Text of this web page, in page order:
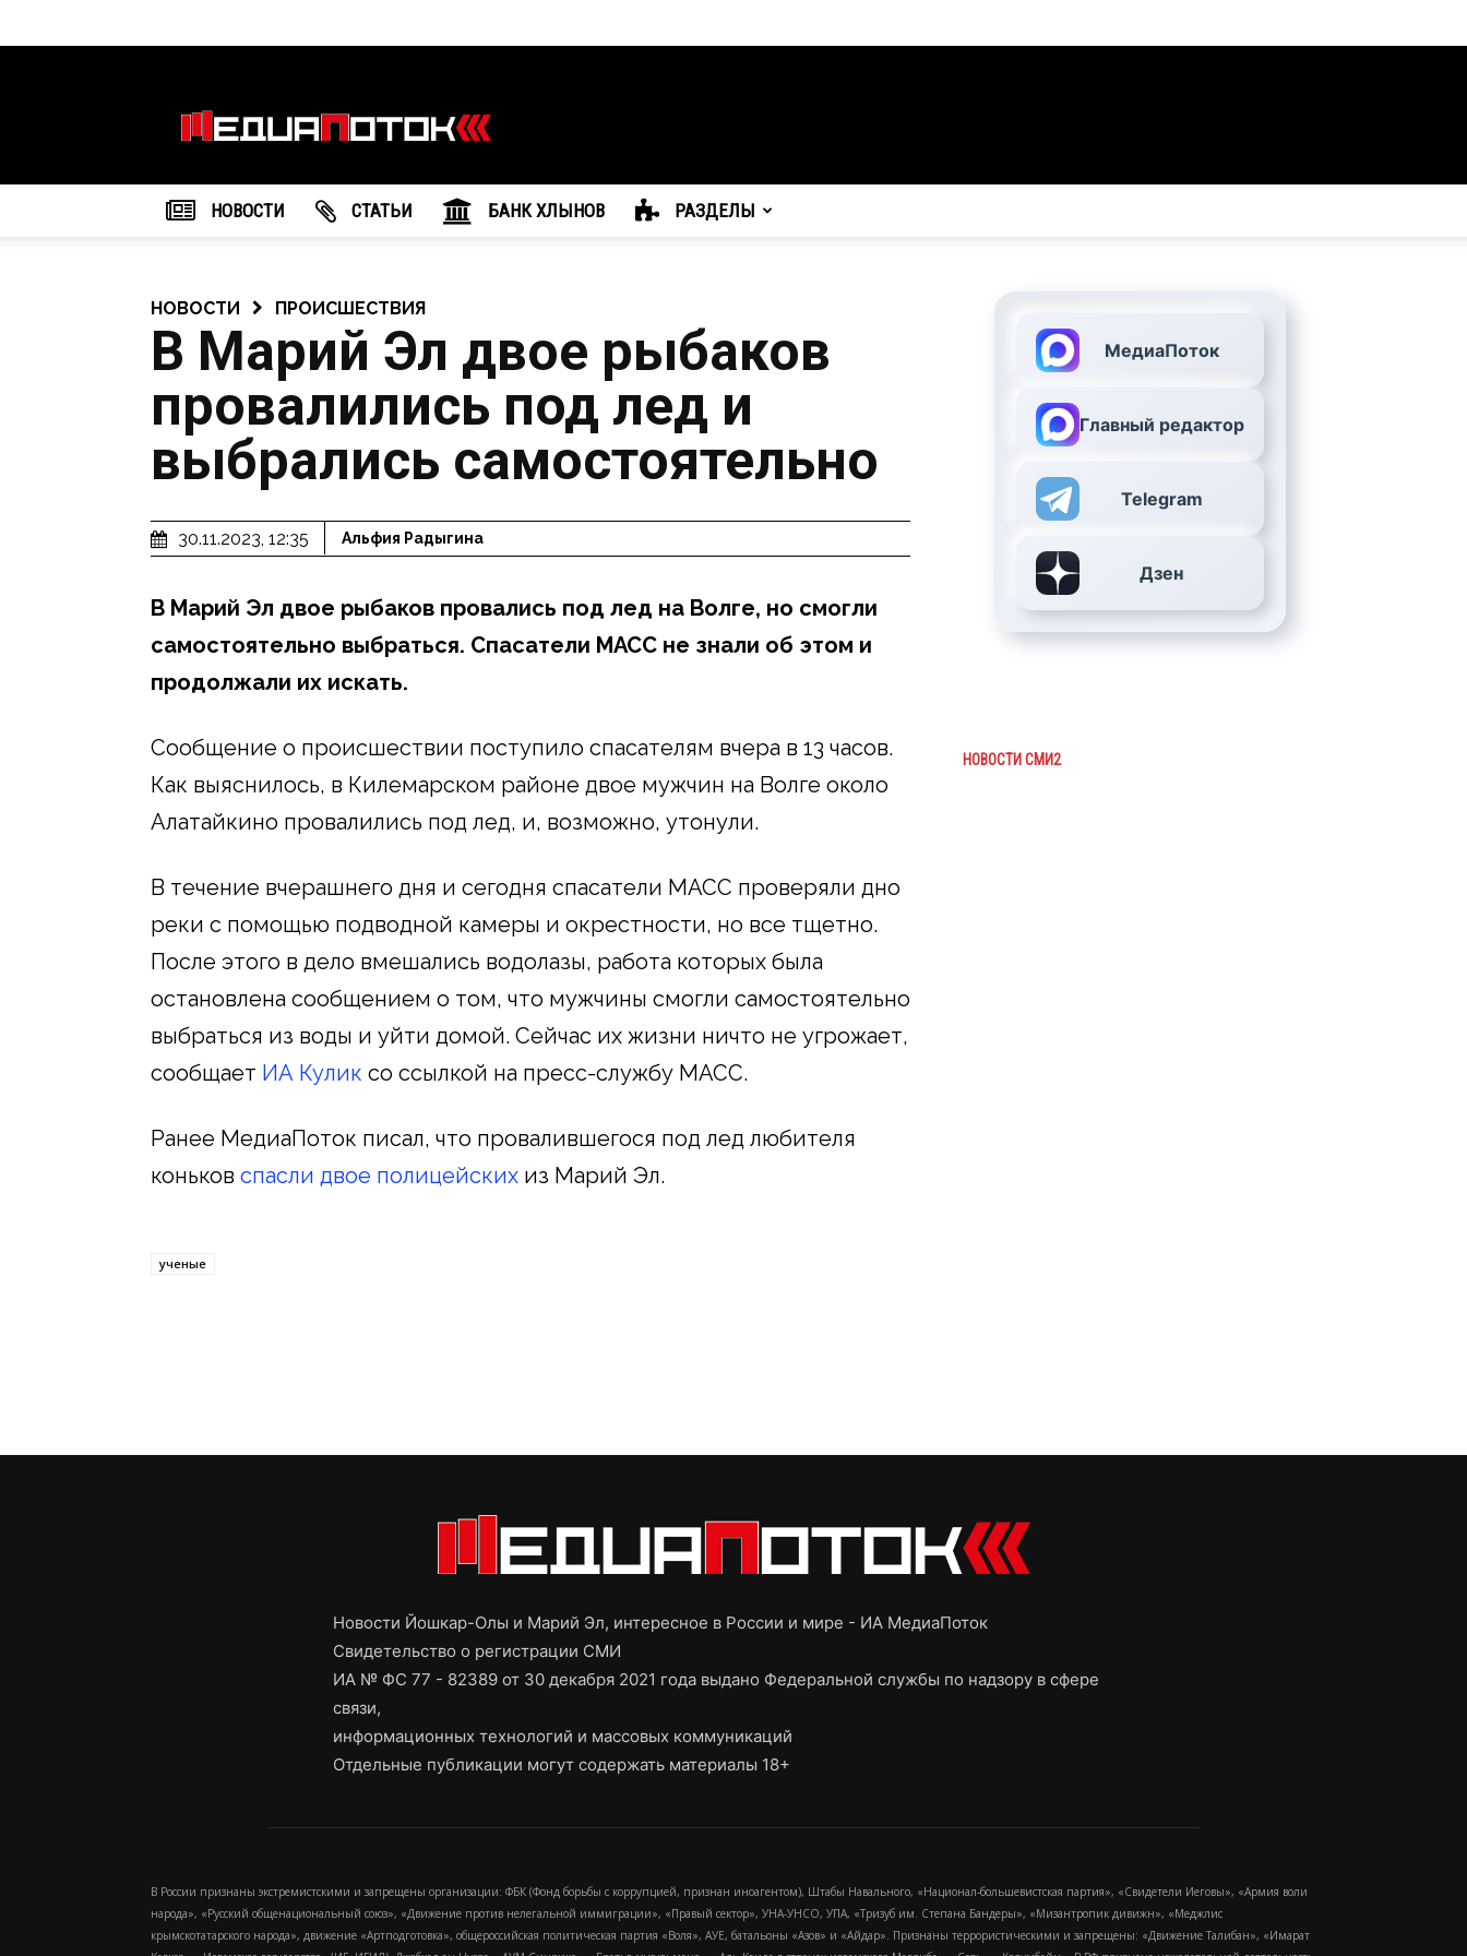
агентство
"МедиаПоток"
НОВОСТИ CТАТЬИ БАНК ХЛЫНОВ РАЗДЕЛЫ
НОВОСТИ ПРОИСШЕСТВИЯ
В Марий Эл двое рыбаков
провалились под лед и
выбрались самостоятельно
30.11.2023, 12:35 Альфия Радыгина
В Марий Эл двое рыбаков провались под лед на Волге, но смогли
самостоятельно выбраться. Спасатели МАСС не знали об этом и
продолжали их искать.
Сообщение о происшествии поступило спасателям вчера в 13 часов.
Как выяснилось, в Килемарском районе двое мужчин на Волге около
Алатайкино провалились под лед, и, возможно, утонули.
В течение вчерашнего дня и сегодня спасатели МАСС проверяли дно
реки с помощью подводной камеры и окрестности, но все тщетно.
После этого в дело вмешались водолазы, работа которых была
остановлена сообщением о том, что мужчины смогли самостоятельно
выбраться из воды и уйти домой. Сейчас их жизни ничто не угрожает,
сообщает ИА Кулик со ссылкой на пресс-службу МАСС.
Ранее МедиаПоток писал, что провалившегося под лед любителя
коньков спасли двое полицейских из Марий Эл.
ученые
МедиаПоток
Главный редактор
Telegram
Дзен
НОВОСТИ СМИ2
Новости Йошкар-Олы и Марий Эл, интересное в России и мире - ИА МедиаПоток
Свидетельство о регистрации СМИ
ИА № ФС 77 - 82389 от 30 декабря 2021 года выдано Федеральной службы по надзору в сфере
связи,
информационных технологий и массовых коммуникаций
Отдельные публикации могут содержать материалы 18+
В России признаны экстремистскими и запрещены организации: ФБК (Фонд борьбы с коррупцией, признан иноагентом), Штабы Навального, «Национал-большевистская партия», «Свидетели Иеговы», «Армия воли
народа», «Русский общенациональный союз», «Движение против нелегальной иммиграции», «Правый сектор», УНА-УНСО, УПА, «Тризуб им. Степана Бандеры», «Мизантропик дивижн», «Меджлис
крымскотатарского народа», движение «Артподготовка», общероссийская политическая партия «Воля», АУЕ, батальоны «Азов» и «Айдар». Признаны террористическими и запрещены: «Движение Талибан», «Имарат